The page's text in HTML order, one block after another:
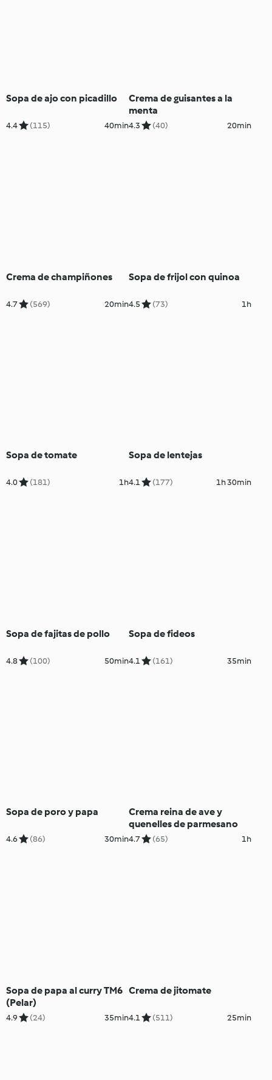
Sopa de ajo con picadillo
4.4 (115) 40min
Crema de guisantes a la
menta
4.3 (40) 20min
Crema de champiñones
4.7 (569) 20min
Sopa de frijol con quinoa
4.5 (73) 1h
Sopa de tomate
4.0 (181) 1h
Sopa de lentejas
4.1 (177) 1h 30min
Sopa de fajitas de pollo
4.8 (100) 50min
Sopa de fideos
4.1 (161) 35min
Sopa de poro y papa
4.6 (86) 30min
Crema reina de ave y
quenelles de parmesano
4.7 (65) 1h
Sopa de papa al curry TM6
(Pelar)
4.9 (24) 35min
Crema de jitomate
4.1 (511) 25min